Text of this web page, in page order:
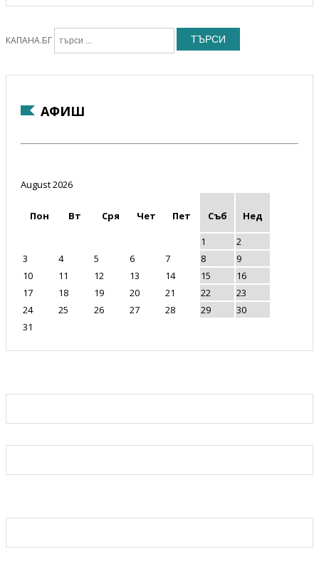
КАПАНА.БГ ТЪРСИ
АФИШ
August 2026
Пон Вт Сря Чет Пет Съб
Нед
1
2
3
4 5 6 7 8
9
10
11 12 13 14 15
16
17
18 19 20 21 22
23
24
25 26 27 28 29
30
31